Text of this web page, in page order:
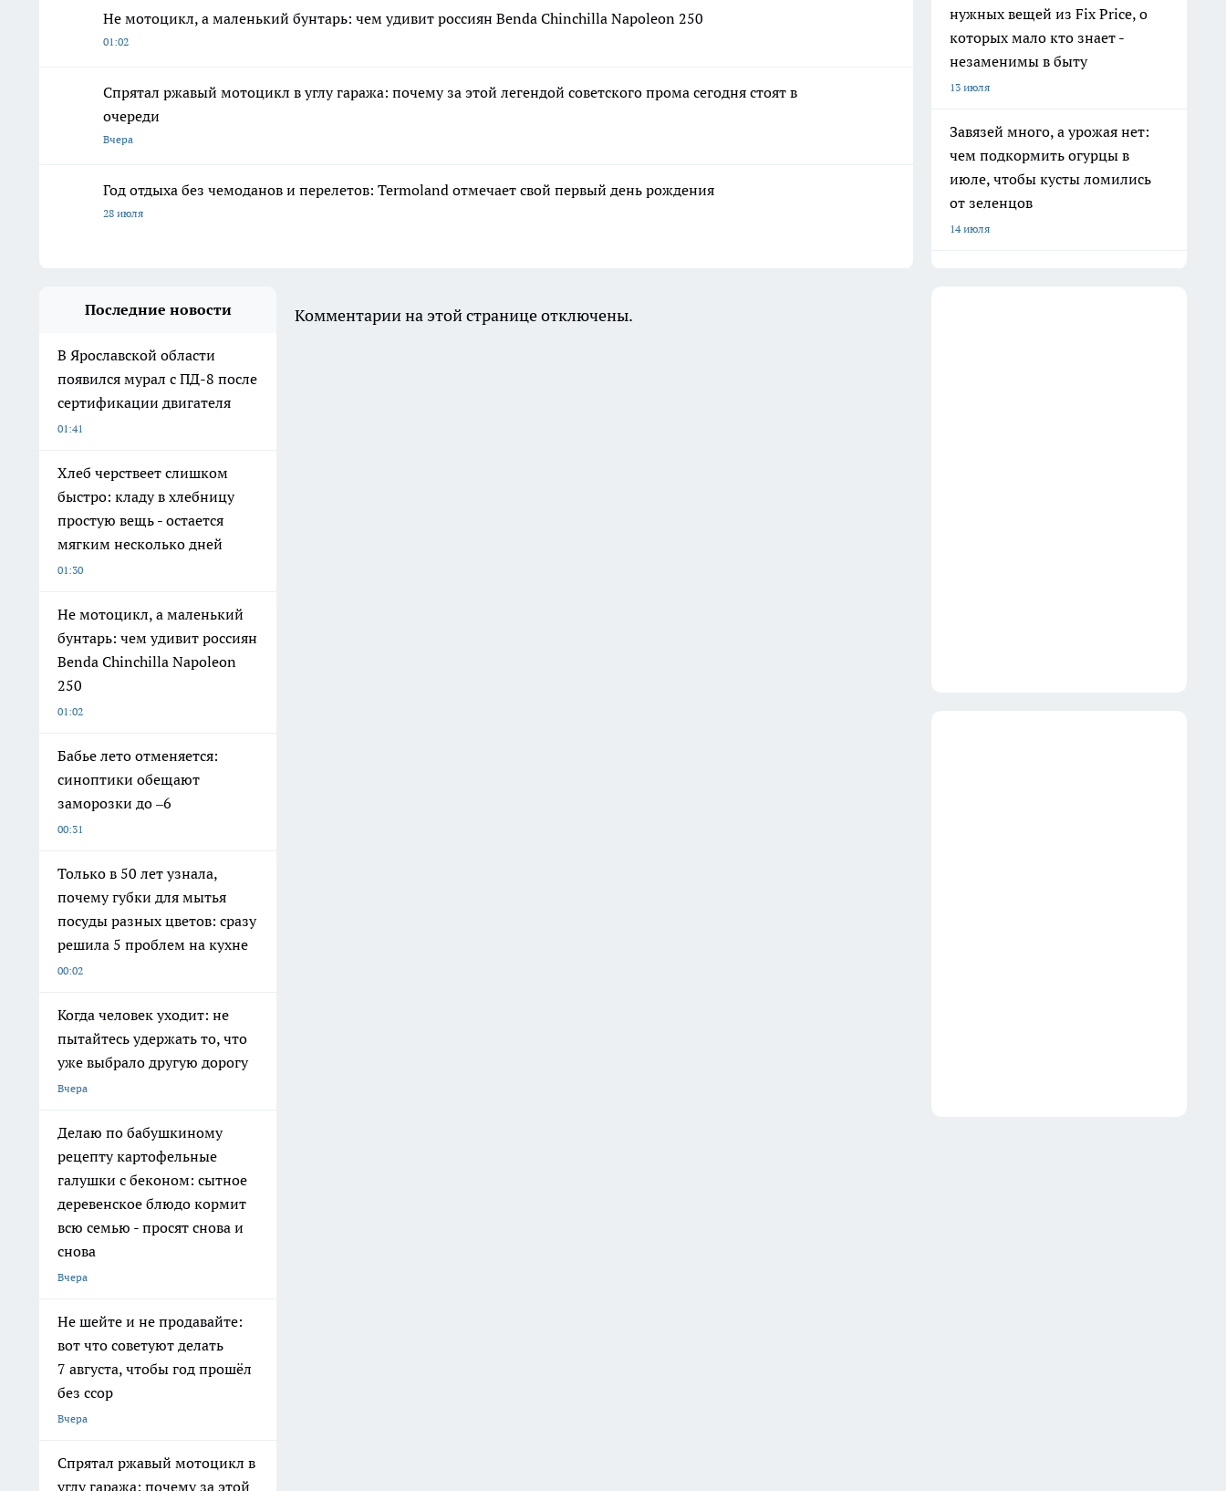
Не мотоцикл, а маленький бунтарь: чем удивит россиян Benda Chinchilla Napoleon 250
01:02
Спрятал ржавый мотоцикл в углу гаража: почему за этой легендой советского прома сегодня стоят в
очереди
Вчера
Год отдыха без чемоданов и перелетов: Termoland отмечает свой первый день рождения
28 июля
нужных вещей из Fix Price, о
которых мало кто знает -
незаменимы в быту
13 июля
Завязей много, а урожая нет:
чем подкормить огурцы в
июле, чтобы кусты ломились
от зеленцов
14 июля
Последние новости
В Ярославской области
появился мурал с ПД-8 после
сертификации двигателя
01:41
Хлеб черствеет слишком
быстро: кладу в хлебницу
простую вещь - остается
мягким несколько дней
01:30
Не мотоцикл, а маленький
бунтарь: чем удивит россиян
Benda Chinchilla Napoleon
250
01:02
Бабье лето отменяется:
синоптики обещают
заморозки до –6
00:31
Только в 50 лет узнала,
почему губки для мытья
посуды разных цветов: сразу
решила 5 проблем на кухне
00:02
Когда человек уходит: не
пытайтесь удержать то, что
уже выбрало другую дорогу
Вчера
Делаю по бабушкиному
рецепту картофельные
галушки с беконом: сытное
деревенское блюдо кормит
всю семью - просят снова и
снова
Вчера
Не шейте и не продавайте:
вот что советуют делать
7 августа, чтобы год прошёл
без ссор
Вчера
Спрятал ржавый мотоцикл в
углу гаража: почему за этой
Комментарии на этой странице отключены.